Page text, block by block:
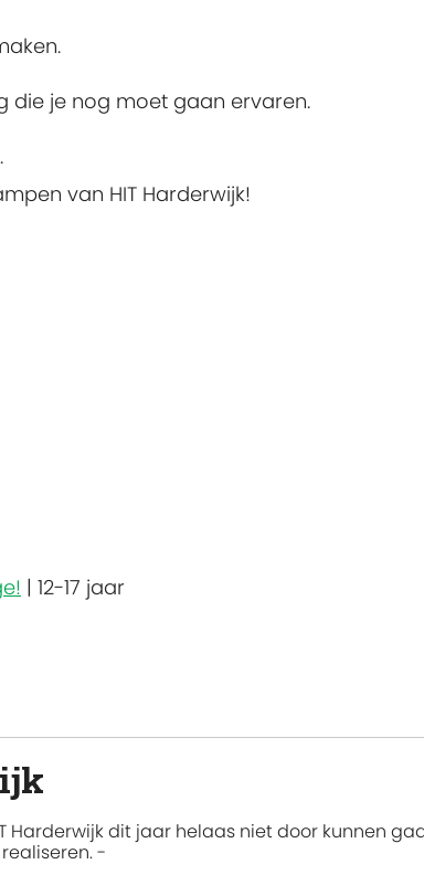
die je nog moet gaan ervaren.
van HIT Harderwijk!
| 12-17 jaar
dit jaar helaas niet door kunnen
-